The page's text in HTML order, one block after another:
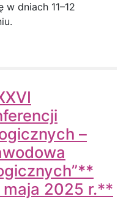
dniach 11–12
–
2025 r.**